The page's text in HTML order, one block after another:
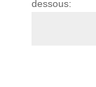
dessous: